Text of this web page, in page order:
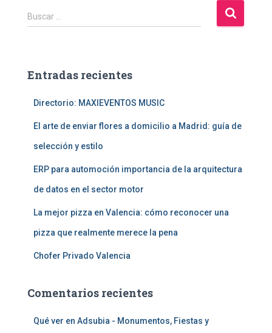
B
u
r
Buscar …
Entradas recientes
Directorio: MAXIEVENTOS MUSIC
El arte de enviar flores a domicilio a Madrid: guía de
selección y estilo
ERP para automoción importancia de la arquitectura
de datos en el sector motor
La mejor pizza en Valencia: cómo reconocer una
pizza que realmente merece la pena
Chofer Privado Valencia
Comentarios recientes
Qué ver en Adsubia - Monumentos, Fiestas y